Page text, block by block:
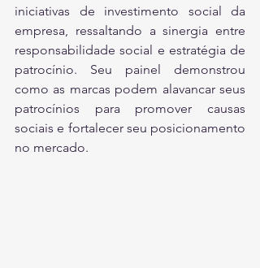
iniciativas de investimento social da
empresa, ressaltando a sinergia entre
responsabilidade social e estratégia de
patrocínio. Seu painel demonstrou
como as marcas podem alavancar seus
patrocínios para promover causas
sociais e fortalecer seu posicionamento
no mercado.